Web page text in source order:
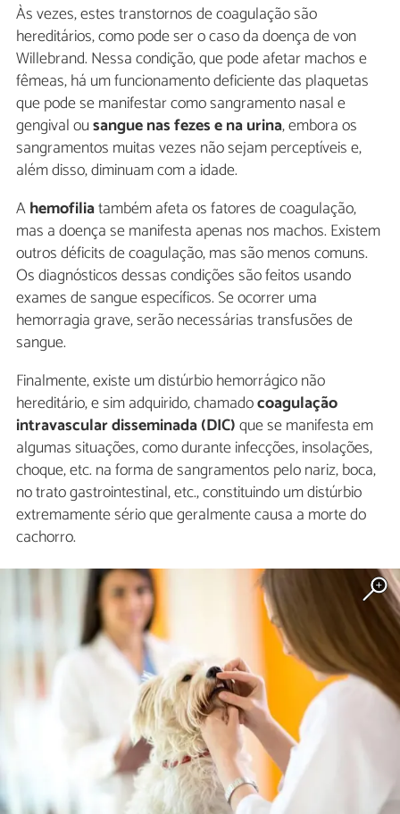
Às vezes, estes transtornos de coagulação são
hereditários, como pode ser o caso da doença de von
Willebrand. Nessa condição, que pode afetar machos e
fêmeas, há um funcionamento deficiente das plaquetas
que pode se manifestar como sangramento nasal e
gengival ousangue nas fezes e na urina, embora os
sangramentos muitas vezes não sejam perceptíveis e,
além disso, diminuam com a idade.
Ahemofiliatambém afeta os fatores de coagulação,
mas a doença se manifesta apenas nos machos. Existem
outros déficits de coagulação, mas são menos comuns.
Os diagnósticos dessas condições são feitos usando
exames de sangue específicos. Se ocorrer uma
hemorragia grave, serão necessárias transfusões de
sangue.
Finalmente, existe um distúrbio hemorrágico não
hereditário, e sim adquirido, chamadocoagulação
intravascular disseminada (DIC)que se manifesta em
algumas situações, como durante infecções, insolações,
choque, etc. na forma de sangramentos pelo nariz, boca,
no trato gastrointestinal, etc., constituindo um distúrbio
extremamente sério que geralmente causa a morte do
cachorro.